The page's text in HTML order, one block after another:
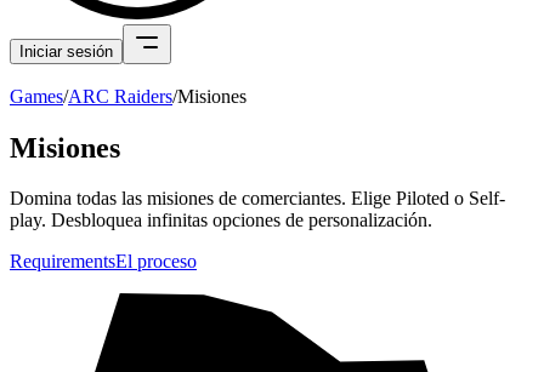
Iniciar sesión
Games/ARC Raiders/Misiones
Misiones
Domina todas las misiones de comerciantes. Elige Piloted o Self-
play. Desbloquea infinitas opciones de personalización.
RequirementsEl proceso